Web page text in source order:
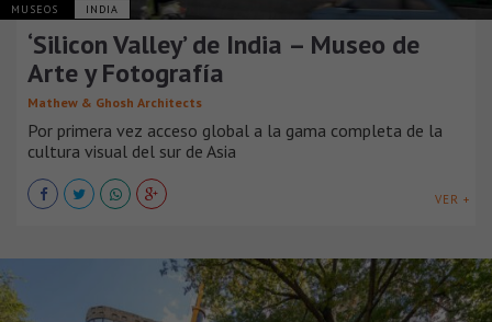
MUSEOS INDIA
‘Silicon Valley’ de India – Museo de
Arte y Fotografía
Mathew & Ghosh Architects
Por primera vez acceso global a la gama completa de la
cultura visual del sur de Asia
VER +